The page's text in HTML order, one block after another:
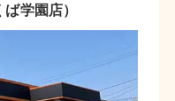
学園店）